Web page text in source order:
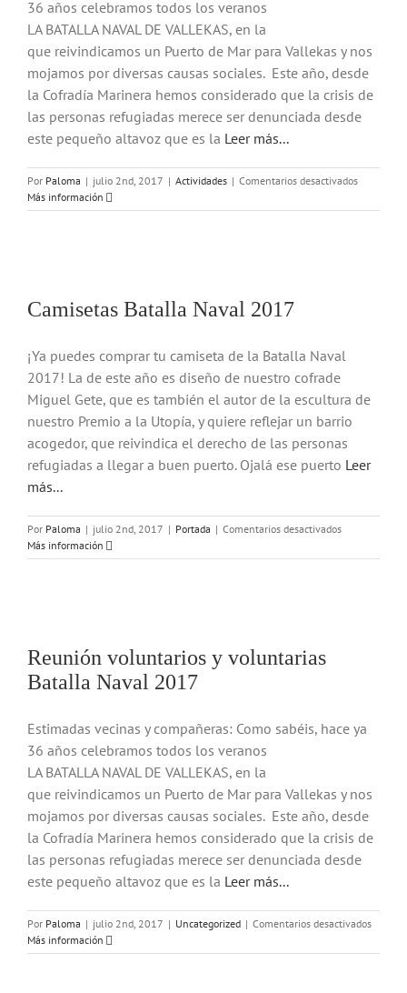
36 años celebramos todos los veranos
LA BATALLA NAVAL DE VALLEKAS, en la
que reivindicamos un Puerto de Mar para Vallekas y nos
mojamos por diversas causas sociales. Este año, desde
la Cofradía Marinera hemos considerado que la crisis de
las personas refugiadas merece ser denunciada desde
este pequeño altavoz que es la Leer más...
Por Paloma | julio 2nd, 2017 | Actividades | Comentarios desactivadosen
Más información
Camisetas Batalla Naval 2017
¡Ya puedes comprar tu camiseta de la Batalla Naval
2017! La de este año es diseño de nuestro cofrade
Miguel Gete, que es también el autor de la escultura de
nuestro Premio a la Utopía, y quiere reflejar un barrio
acogedor, que reivindica el derecho de las personas
refugiadas a llegar a buen puerto. Ojalá ese puerto Leer
más...
Por Paloma | julio 2nd, 2017 | Portada | Comentarios desactivadosen
Batalla
Más información
Reunión voluntarios y voluntarias
Batalla Naval 2017
Estimadas vecinas y compañeras: Como sabéis, hace ya
36 años celebramos todos los veranos
LA BATALLA NAVAL DE VALLEKAS, en la
que reivindicamos un Puerto de Mar para Vallekas y nos
mojamos por diversas causas sociales. Este año, desde
la Cofradía Marinera hemos considerado que la crisis de
las personas refugiadas merece ser denunciada desde
este pequeño altavoz que es la Leer más...
Por Paloma | julio 2nd, 2017 | Uncategorized | Comentarios desactivadosen
Más información